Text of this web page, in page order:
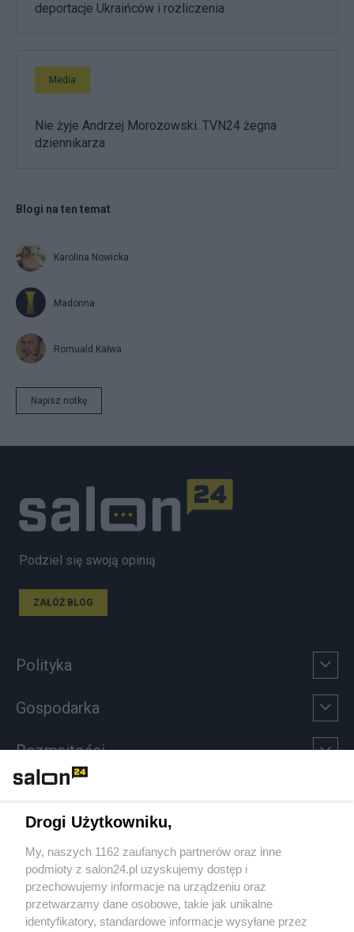
deportacje Ukraińców i rozliczenia
Media
Nie żyje Andrzej Morozowski. TVN24 żegna
dziennikarza
Blogi na ten temat
Karolina Nowicka
Madonna
Romuald Kałwa
Napisz notkę
Podziel się swoją opinią
ZAŁÓŻ BLOG
Polityka
Gospodarka
Rozmaitości
Sport
Społeczeństwo
Kultura
Drogi Użytkowniku,
My, naszych 1162 zaufanych partnerów oraz inne
podmioty z salon24.pl uzyskujemy dostęp i
przechowujemy informacje na urządzeniu oraz
przetwarzamy dane osobowe, takie jak unikalne
identyfikatory, standardowe informacje wysyłane przez